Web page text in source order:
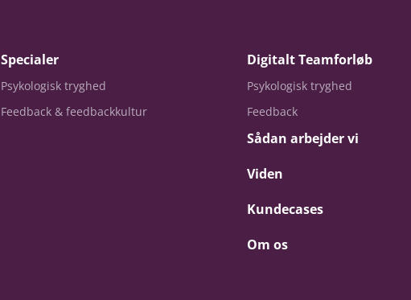
Specialer
Psykologisk tryghed
Feedback & feedbackkultur
Digitalt Teamforløb
Psykologisk tryghed
Feedback
Sådan arbejder vi
Viden
Kundecases
Om os